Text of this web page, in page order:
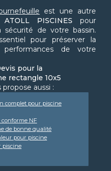
est une autre
ATOLL PISCINES pour
de votre bassin.
pour préserver la
de votre
pour la
rectangle 10x5
propose aussi :
complet pour piscine
NF
de bonne qualité
pour piscine
piscine